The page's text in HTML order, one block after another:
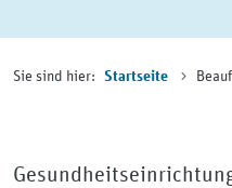
Sie sind hier: Startseite